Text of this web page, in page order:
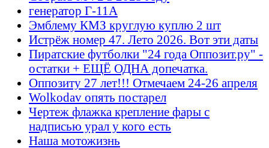
генератор Г-11А
Эмблему КМЗ круглую куплю 2 шт
Истрёж номер 47. Лето 2026. Вот эти даты
Пиратские футболки "24 года Оппозит.ру" -
остатки + ЕЩЁ ОДНА допечатка.
Оппозиту 27 лет!!! Отмечаем 24-26 апреля
Wolkodav опять постарел
Чертеж флажка крепление фары с
надписью урал у кого есть
Наша мотожизнь